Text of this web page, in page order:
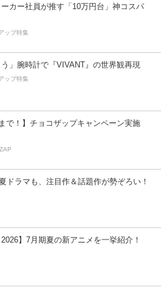
ーカー社員が推す「10万円台」神コスパ
ップ特集
う」腕時計で『VIVANT』の世界観再現
ップ特集
まで！】チョコザップキャンペーン実施
ドラマも、注目作＆話題作が勢ぞろい！
2026】7月期夏の新アニメを一挙紹介！